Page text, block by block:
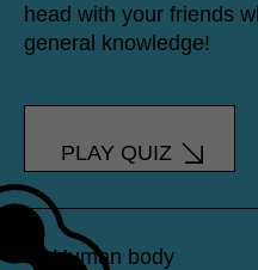
head with your friends
general knowledge!
PLAY QUIZ
Human body